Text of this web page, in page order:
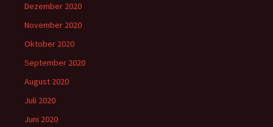
Dezember 2020
November 2020
Oktober 2020
September 2020
August 2020
Juli 2020
Juni 2020